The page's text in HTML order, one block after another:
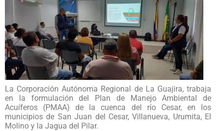
La Corporación Autónoma Regional de La Guajira, trabaja
en la formulación del Plan de Manejo Ambiental de
Acuíferos (PMAA) de la cuenca del río Cesar, en los
municipios de San Juan del Cesar, Villanueva, Urumita, El
Molino y la Jagua del Pilar.